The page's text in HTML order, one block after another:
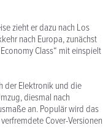
zieht er dazu nach Los
nach Europa, zunächst
Class“ mit einspielt
der Elektronik und die
diesmal nach
an. Populär wird das
Cover-Versionen